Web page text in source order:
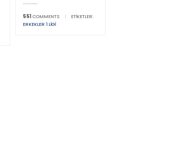
551 COMMENTS |
ETIKETLER:
ERKEKLER 1.LIGI